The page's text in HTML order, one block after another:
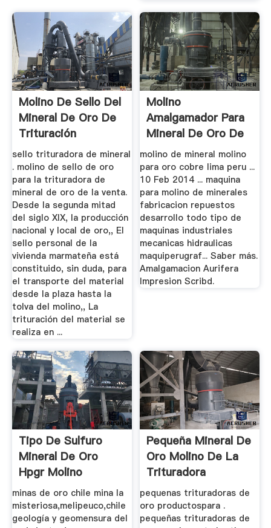
Molino De Sello Del
Mineral De Oro De
Trituración
Maintanance
sello trituradora de mineral
. molino de sello de oro
para la trituradora de
mineral de oro de la venta.
Desde la segunda mitad
del siglo XIX, la producción
nacional y local de oro,, El
sello personal de la
vivienda marmateña está
constituido, sin duda, para
el transporte del material
desde la plaza hasta la
tolva del molino,, La
trituración del material se
realiza en ...
Molino
Amalgamador Para
Mineral De Oro De
Peru
molino de mineral molino
para oro cobre lima peru ...
10 Feb 2014 ... maquina
para molino de minerales
fabricacion repuestos
desarrollo todo tipo de
maquinas industriales
mecanicas hidraulicas
maquiperugraf... Saber más.
Amalgamacion Aurifera
Impresion Scribd.
Tipo De Sulfuro
Mineral De Oro
Hpgr Molino
minas de oro chile mina la
misteriosa,melipeuco,chile
geología y geomensura del
Pequeña Mineral De
Oro Molino De La
Trituradora
pequenas trituradoras de
oro productospara .
pequeñas trituradoras de